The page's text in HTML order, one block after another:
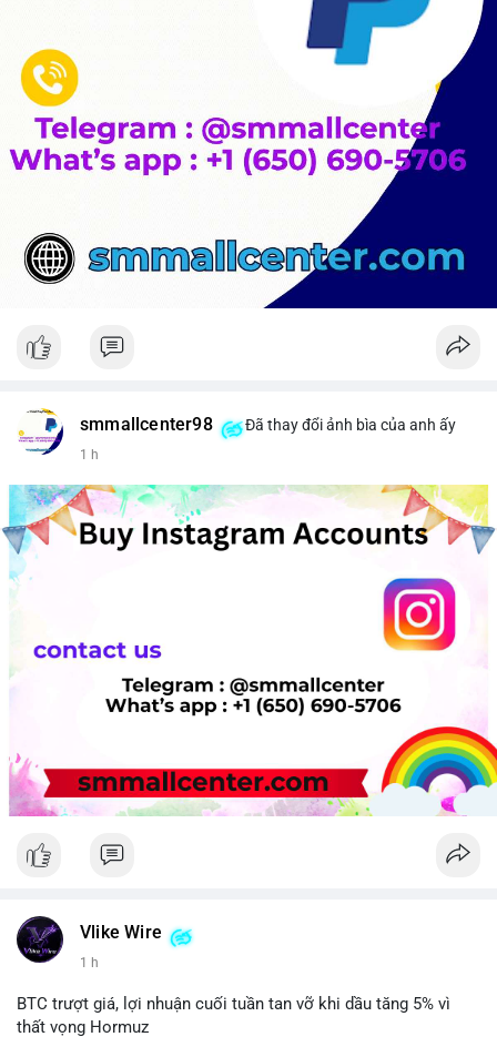
smmallcenter98 Đã thay đổi ảnh bìa của anh ấy
1 h
Vlike Wire
1 h
BTC trượt giá, lợi nhuận cuối tuần tan vỡ khi dầu tăng 5% vì
thất vọng Hormuz